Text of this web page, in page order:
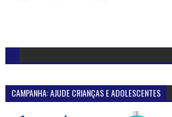
CAMPANHA: AJUDE CRIANÇAS E ADOLESCENTES